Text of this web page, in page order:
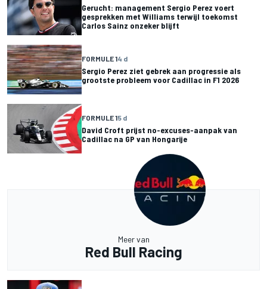
Gerucht: management Sergio Perez voert
gesprekken met Williams terwijl toekomst
Carlos Sainz onzeker blijft
FORMULE 14 d
Sergio Perez ziet gebrek aan progressie als
grootste probleem voor Cadillac in F1 2026
FORMULE 15 d
David Croft prijst no-excuses-aanpak van
Cadillac na GP van Hongarije
Meer van
Red Bull Racing